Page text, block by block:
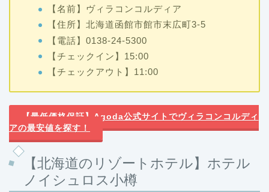
【名前】ヴィラコンコルディア
【住所】北海道函館市館市末広町3-5
【電話】0138-24-5300
【チェックイン】15:00
【チェックアウト】11:00
【最低価格保証】Agoda公式サイトでヴィラコンコルディ
アの最安値を探す！
【北海道のリゾートホテル】ホテル
ノイシュロス小樽